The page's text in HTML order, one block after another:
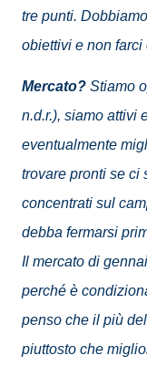
tre punti.
obiettivi e non farci
Mercato? Stiamo
n.d.r.), siamo attivi
eventualmente
trovare pronti se ci
concentrati sul
debba fermarsi
Il mercato di
perché è
penso che il più
piuttosto che